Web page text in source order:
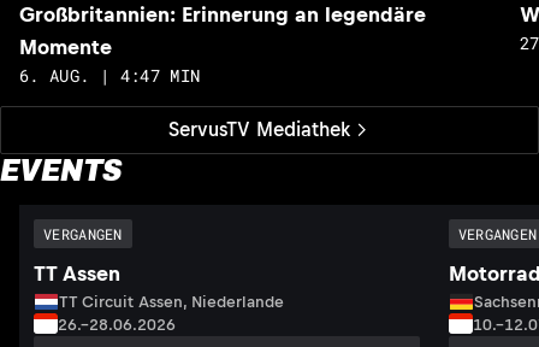
ServusTV Mediathek
Großbritannien: Erinnerung an legendäre
Momente
6. AUG. | 4:47 MIN
EVENTS
VERGANGEN
TT Assen
TT Circuit Assen, Niederlande
26.–28.06.2026
VERGANGEN